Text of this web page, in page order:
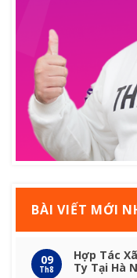
BÀI VIẾT MỚI
09
Th8
Hợp Tác
Ty Tại Hà